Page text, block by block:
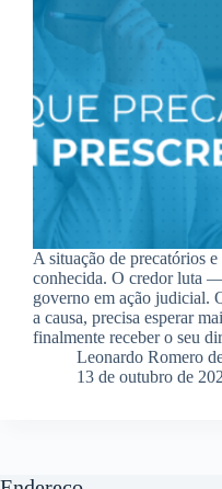
A situação de precatórios
conhecida. O credor luta
governo em ação judicial.
a causa, precisa esperar
finalmente receber o seu
Leonardo Romero
13 de outubro de